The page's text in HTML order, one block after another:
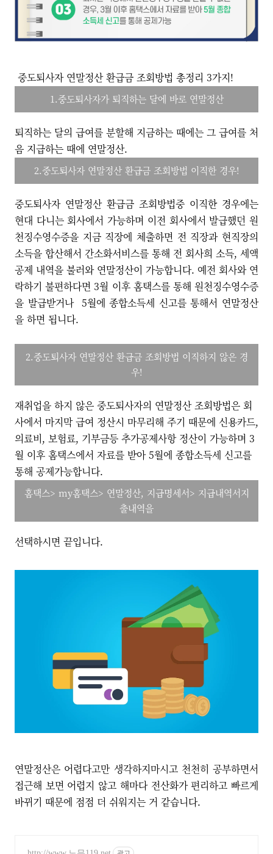
중도퇴사자 연말정산 환급금 조회방법 총정리 3가지!
1.중도퇴사자가 퇴직하는 달에 바로 연말정산
퇴직하는 달의 급여를 분할해 지금하는 때에는 그 급여를 처
음 지급하는 때에 연말정산.
2.중도퇴사자 연말정산 환급금 조회방법 이직한 경우!
중도퇴사자 연말정산 환급금 조회방법중 이직한 경우에는
현대 다니는 회사에서 가능하며 이전 회사에서 발급했던 원
천징수영수증을 지금 직장에 체출하면 전 직장과 현직장의
소득을 합산해서 간소화서비스를 통해 전 회사희 소득, 세액
공제 내역을 불러와 연말정산이 가능합니다. 예전 회사와 연
락하기 불편하다면 3월 이후 홈택스를 통해 원천징수영수증
을 발급받거나 5월에 종합소득세 신고를 통해서 연말정산
을 하면 됩니다.
2.중도퇴사자 연말정산 환급금 조회방법 이직하지 않은 경
우!
재취업을 하지 않은 중도퇴사자의 연말정산 조회방법은 회
사에서 마지막 급여 정산시 마무리해 주기 때문에 신용카드,
의료비, 보험료, 기부금등 추가공제사항 정산이 가능하며 3
월 이후 홈택스에서 자료를 받아 5월에 종합소득세 신고를
통해 공제가능합니다.
홈택스> my홈택스> 연말정산, 지급명세서> 지급내역서지
출내역을
선택하시면 끝입니다.
연말정산은 어렵다고만 생각하지마시고 천천히 공부하면서
접근해 보면 어렵지 않고 해마다 전산화가 편리하고 빠르게
바뀌기 때문에 점점 더 쉬워지는 거 같습니다.
광고